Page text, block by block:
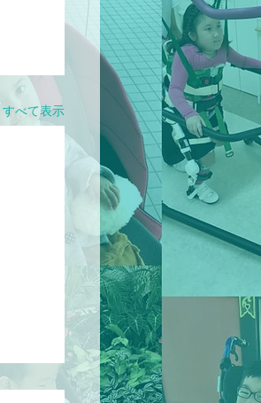
すべて表示